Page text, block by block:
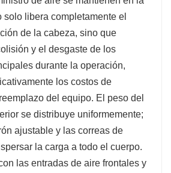
solo libera completamente el
de la cabeza, sino que
y el desgaste de los
durante la operación,
los costos de
del equipo. El peso del
se distribuye uniformemente;
ajustable y las correas de
la carga a todo el cuerpo.
las entradas de aire frontales y